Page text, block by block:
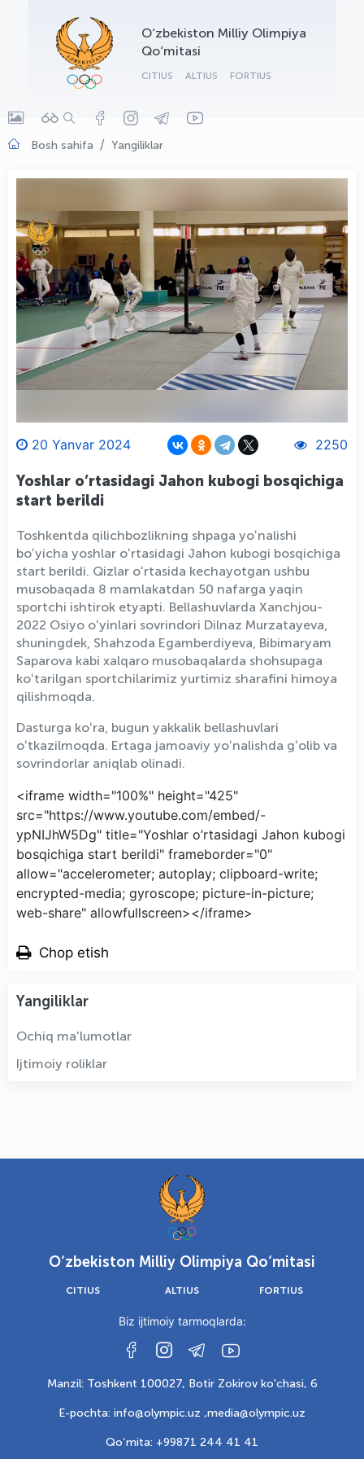
O‘zbekiston Milliy Olimpiya
Qo‘mitasi
CITIUS ALTIUS FORTIUS
Bosh sahifa Yangiliklar
20 Yanvar 2024 2250
Yoshlar o’rtasidagi Jahon kubogi bosqichiga
start berildi
Toshkentda qilichbozlikning shpaga yoʻnalishi
boʻyicha yoshlar oʻrtasidagi Jahon kubogi bosqichiga
start berildi. Qizlar oʻrtasida kechayotgan ushbu
musobaqada 8 mamlakatdan 50 nafarga yaqin
sportchi ishtirok etyapti. Bellashuvlarda Xanchjou-
2022 Osiyo oʻyinlari sovrindori Dilnaz Murzatayeva,
shuningdek, Shahzoda Egamberdiyeva, Bibimaryam
Saparova kabi xalqaro musobaqalarda shohsupaga
koʻtarilgan sportchilarimiz yurtimiz sharafini himoya
qilishmoqda.
Dasturga koʻra, bugun yakkalik bellashuvlari
oʻtkazilmoqda. Ertaga jamoaviy yoʻnalishda gʻolib va
sovrindorlar aniqlab olinadi.
<iframe width="100%" height="425"
src="https://www.youtube.com/embed/-
ypNIJhW5Dg" title="Yoshlar o’rtasidagi Jahon kubogi
bosqichiga start berildi" frameborder="0"
allow="accelerometer; autoplay; clipboard-write;
encrypted-media; gyroscope; picture-in-picture;
web-share" allowfullscreen></iframe>
Chop etish
Yangiliklar
Ochiq ma'lumotlar
Ijtimoiy roliklar
O‘zbekiston Milliy Olimpiya Qo‘mitasi
CITIUS ALTIUS FORTIUS
Biz ijtimoiy tarmoqlarda:
Manzil: Toshkent 100027, Botir Zokirov ko'chasi, 6
E-pochta: info@olympic.uz ,media@olympic.uz
Qo‘mita: +99871 244 41 41
OLYMPCHIK AI - yordamchi
Onlayn · olympic.uz